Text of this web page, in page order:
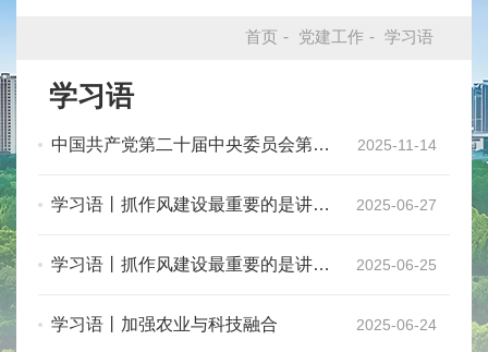
首页 - 党建工作 - 学习语
学习语
中国共产党第二十届中央委员会第四
2025-11-14
学习语丨抓作风建设最重要的是讲认
2025-06-27
学习语丨抓作风建设最重要的是讲认
2025-06-25
学习语丨加强农业与科技融合 2025-06-24